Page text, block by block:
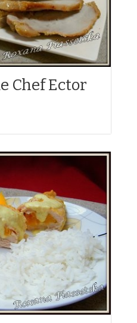
Chef Ector